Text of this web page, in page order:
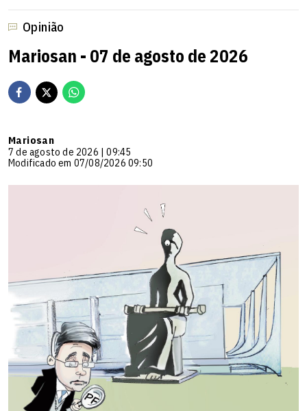
Opinião
Mariosan - 07 de agosto de 2026
Mariosan
7 de agosto de 2026 | 09:45
Modificado em 07/08/2026 09:50